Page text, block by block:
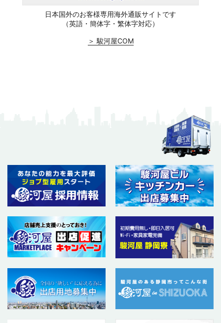
日本国外のお客様専用海外通販サイトです
（英語・簡体字・繁体字対応）
＞ 駿河屋COM